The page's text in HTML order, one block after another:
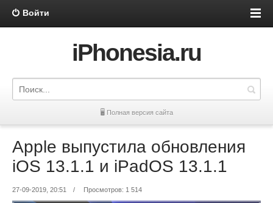
Войти
iPhonesia.ru
🖥 Полная версия сайта
Apple выпустила обновления
iOS 13.1.1 и iPadOS 13.1.1
27-09-2019, 20:51 / Просмотров: 1 514